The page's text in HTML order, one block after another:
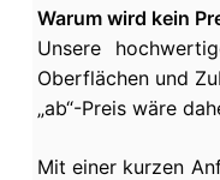
Warum wird kein
Unsere
Oberflächen und
„ab“-Preis wäre
Mit einer kurzen